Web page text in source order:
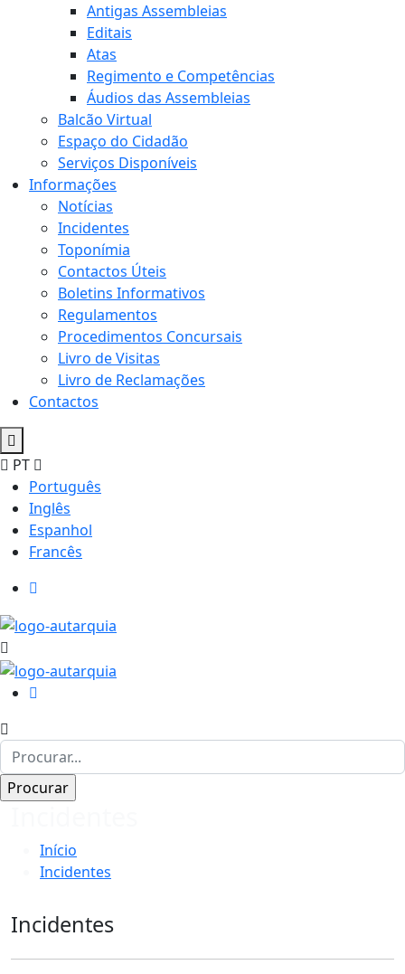
Antigas Assembleias
Editais
Atas
Regimento e Competências
Áudios das Assembleias
Balcão Virtual
Espaço do Cidadão
Serviços Disponíveis
Informações
Notícias
Incidentes
Toponímia
Contactos Úteis
Boletins Informativos
Regulamentos
Procedimentos Concursais
Livro de Visitas
Livro de Reclamações
Contactos
PT
Português
Inglês
Espanhol
Francês
Início
Incidentes
Incidentes